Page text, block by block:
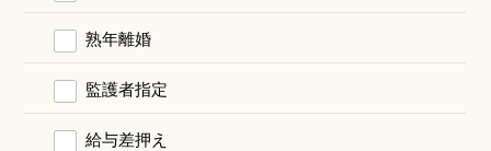
熟年離婚
監護者指定
給与差押え